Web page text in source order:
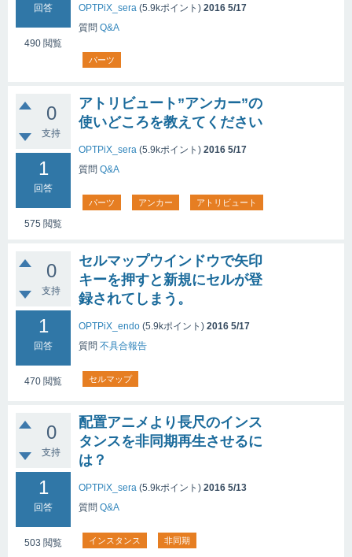
回答
490 閲覧
OPTPiX_sera (5.9kポイント) 2016 5/17
質問 Q&A
パーツ
0
支持
1
回答
575 閲覧
アトリビュート”アンカー”の
使いどころを教えてください
OPTPiX_sera (5.9kポイント) 2016 5/17
質問 Q&A
パーツ アンカー アトリビュート
0
支持
1
回答
470 閲覧
セルマップウインドウで矢印
キーを押すと新規にセルが登
録されてしまう。
OPTPiX_endo (5.9kポイント) 2016 5/17
質問 不具合報告
セルマップ
0
支持
1
回答
503 閲覧
配置アニメより長尺のインス
タンスを非同期再生させるに
は？
OPTPiX_sera (5.9kポイント) 2016 5/13
質問 Q&A
インスタンス 非同期